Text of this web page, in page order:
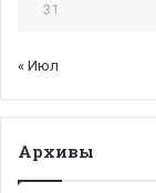
31
« Июл
Архивы